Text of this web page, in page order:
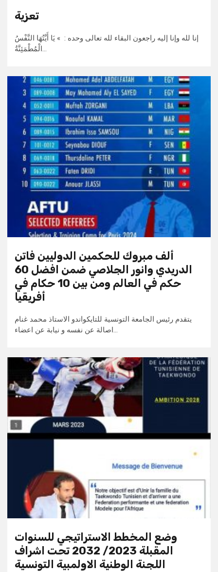
تعزية
إنا لله وإنا إليه راجعون البقاء لله تعالى وحده : » يَا أَيَّتُهَا النَّفْسُ
الْمُطْمَئِنَّةُ…
ألف مبروك للحكمين الدوليين فاتن
الدريدي وانور الجلاصي ضمن افضل 60
حكم في العالم ومن بين 10 حكام في
أفريقيا
يتقدم رئيس الجامعة التونسية للتايكواندو الاستاذ محمد غنام
اصالة عن نفسه و نيابة عن اعضاء…
وضع المخطط الاستراتيجي للسنوات
المقبلة 2023/ 2032 تحت اشراف
اللجنة الوطنية الاولمبية التونسية